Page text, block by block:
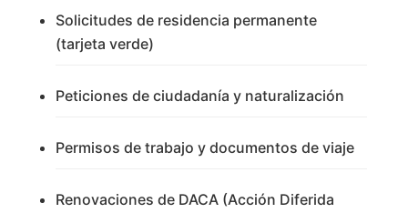
Solicitudes de residencia permanente
(tarjeta verde)
Peticiones de ciudadanía y naturalización
Permisos de trabajo y documentos de viaje
Renovaciones de DACA (Acción Diferida